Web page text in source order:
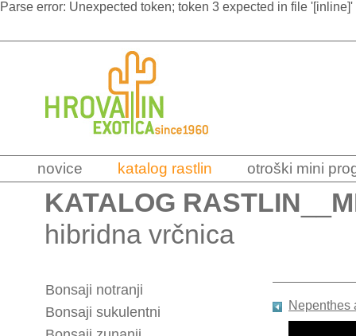
Parse error: Unexpected token; token 3 expected in file
novice katalog rastlin otroški mini
KATALOG RASTLIN
hibridna vrčnica
Bonsaji notranji
Bonsaji sukulentni
Nepenthes